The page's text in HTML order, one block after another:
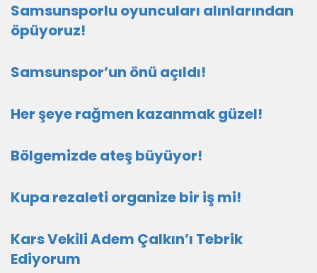
Samsunsporlu oyuncuları alınlarından
öpüyoruz!
Samsunspor’un önü açıldı!
Her şeye rağmen kazanmak güzel!
Bölgemizde ateş büyüyor!
Kupa rezaleti organize bir iş mi!
Kars Vekili Adem Çalkın’ı Tebrik
Ediyorum